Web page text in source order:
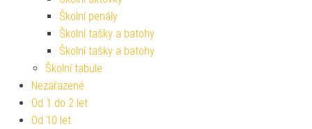
Školní penály
Školní tašky a batohy
Školní tašky a batohy
Školní tabule
Nezařazené
Od 1 do 2 let
Od 10 let